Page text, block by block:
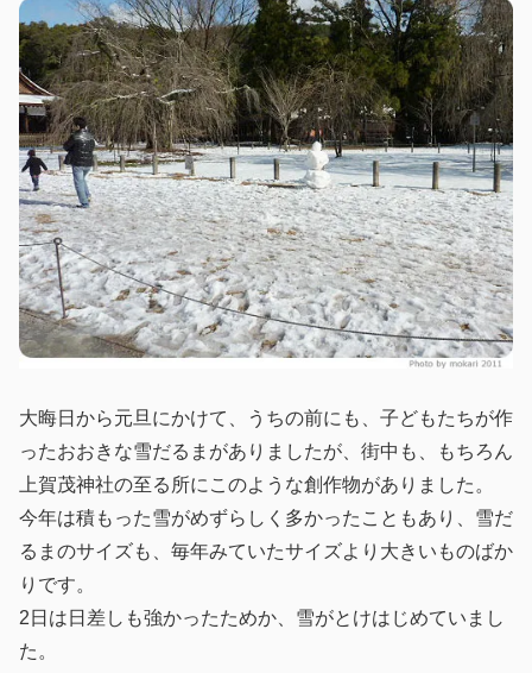
大晦日から元旦にかけて、うちの前にも、子どもたちが作
ったおおきな雪だるまがありましたが、街中も、もちろん
上賀茂神社の至る所にこのような創作物がありました。
今年は積もった雪がめずらしく多かったこともあり、雪だ
るまのサイズも、毎年みていたサイズより大きいものばか
りです。
2日は日差しも強かったためか、雪がとけはじめていまし
た。